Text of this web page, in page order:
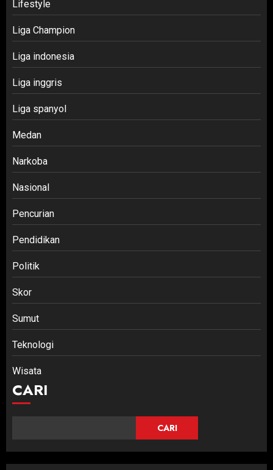
Lifestyle
Liga Champion
Liga indonesia
Liga inggris
Liga spanyol
Medan
Narkoba
Nasional
Pencurian
Pendidikan
Politik
Skor
Sumut
Teknologi
Wisata
CARI
CARI